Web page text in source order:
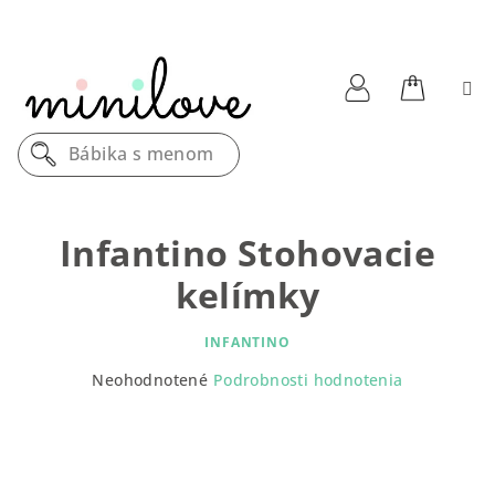
Bábika s menom
Infantino Stohovacie
kelímky
INFANTINO
Neohodnotené Podrobnosti hodnotenia